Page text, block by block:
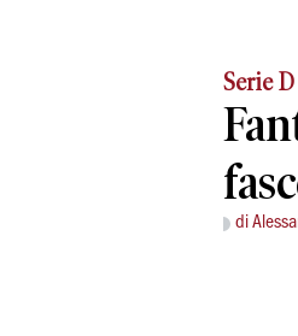
Serie D
di